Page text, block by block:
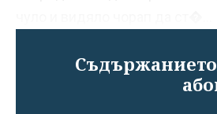
Съдържанието